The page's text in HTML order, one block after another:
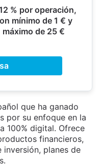
% por operación,
mínimo de 1 € y
máximo de 25 €
que ha ganado
por su enfoque en la
100% digital. Ofrece
financieros,
planes de